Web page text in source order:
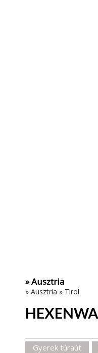
» Ausztria
» Ausztria » Tirol
Gyerek túraút